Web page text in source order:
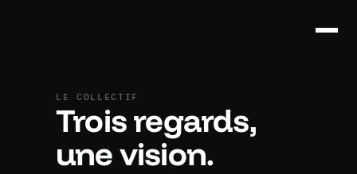
LE COLLECTIF
Trois regards,
une vision.